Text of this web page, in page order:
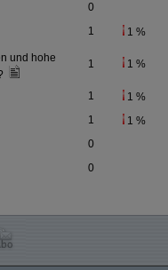
0
1 1 %
und hohe
1 1 %
1 1 %
1 1 %
0
0